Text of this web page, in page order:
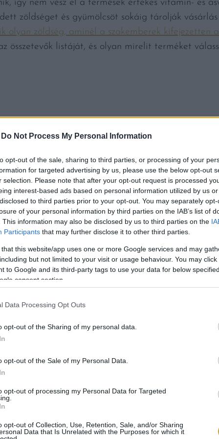
Do Not Process My Personal Information
opt-out of the sale, sharing to third parties, or processing of your
for targeted advertising by us, please use the below opt-out
selection. Please note that after your opt-out request is processed
interest-based ads based on personal information utilized by us
to third parties prior to your opt-out. You may separately
of your personal information by third parties on the IAB’s list of
This information may also be disclosed by us to third parties on the
Participants that may further disclose it to other third parties.
that this website/app uses one or more Google services and may
but not limited to your visit or usage behaviour. You may
to Google and its third-party tags to use your data for below
consent section.
Data Processing Opt Outs
opt-out of the Sharing of my personal data.
opt-out of the Sale of my Personal Data.
opt-out of processing my Personal Data for Targeted
opt-out of Collection, Use, Retention, Sale, and/or Sharing
Data that Is Unrelated with the Purposes for which it
így nem vész el a termések értékes vitamin- és
zöldséget és gyümölcsöt sokáig tárolják
olyan zöldség, aminél a szakemberek kifejezetten
összetevők listáját, és olyan mirelit terméket
pozitívan hathat az agyműködésre, az
cukorbetegség, a Parkinson-kór és az Alzheimer-
álmatlanságot, szorongást okozhat, illetve a
esetben elhagyni.
zöldségeket és a tésztaféléket sokan
Azonban a szerveink – különösen az agyunk és
közül ezeket tudja a szervezet leggyorsabban
a belőlük származó energiát. Maguk a rostok is
az emésztésben és a bél mikrobiomjának
rostban gazdag zöldségeket, és a
meg magunknak alkalmanként olyan ételeket is,
okoz negatív egészségügyi hatásokat, akiknek
A glutén nem más, mint egy fehérjefajta, ami